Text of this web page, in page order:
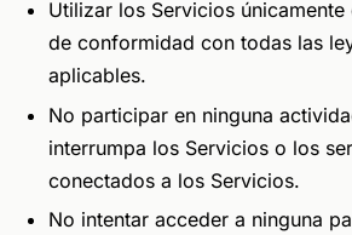
Utilizar los Servicios
de conformidad con todas las
aplicables.
No participar en ninguna
interrumpa los Servicios o los
conectados a los Servicios.
No intentar acceder a ninguna